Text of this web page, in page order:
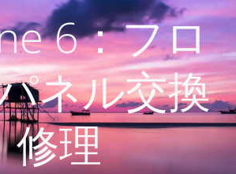
ス
キ
ッ
プ
6：フロ
ネル交換
修理